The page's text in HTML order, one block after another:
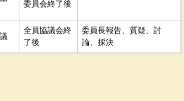
委員会終了後
全員協議会終
了後
委員長報告、質疑、討
論、採決